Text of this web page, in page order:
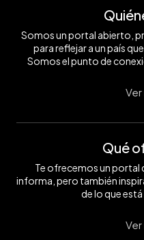
Somos un portal abierto,
para reflejar a un país
Somos el punto de
Qué
Te ofrecemos un portal
informa, pero también
de lo que